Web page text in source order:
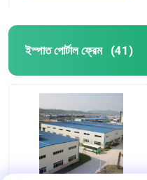
ইস্পাত পোর্টাল ফ্রেম (41)